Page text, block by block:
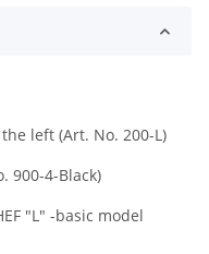
left (Art. No. 200-L)
900-4-Black)
"L" -basic model